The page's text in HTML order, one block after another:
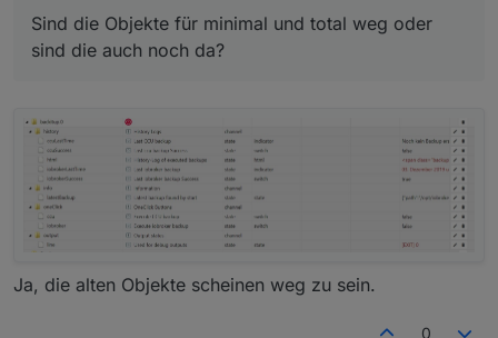
ERR!
npm
ERR!
It's possible that the file was already
ERR!
npm
Sind die Objekte für minimal und total weg oder
sind die auch noch da?
Ja, die alten Objekte scheinen weg zu sein.
0